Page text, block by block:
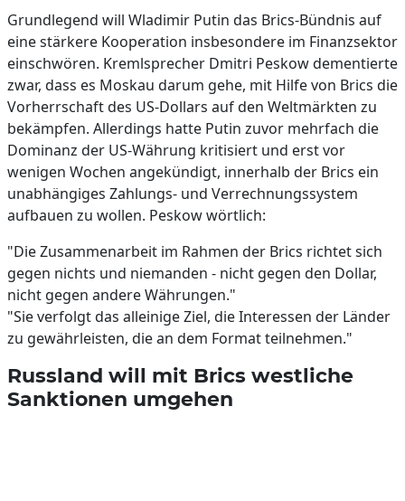
Grundlegend will Wladimir Putin das Brics-Bündnis auf
eine stärkere Kooperation insbesondere im Finanzsektor
einschwören. Kremlsprecher Dmitri Peskow dementierte
zwar, dass es Moskau darum gehe, mit Hilfe von Brics die
Vorherrschaft des US-Dollars auf den Weltmärkten zu
bekämpfen. Allerdings hatte Putin zuvor mehrfach die
Dominanz der US-Währung kritisiert und erst vor
wenigen Wochen angekündigt, innerhalb der Brics ein
unabhängiges Zahlungs- und Verrechnungssystem
aufbauen zu wollen. Peskow wörtlich:
"Die Zusammenarbeit im Rahmen der Brics richtet sich
gegen nichts und niemanden - nicht gegen den Dollar,
nicht gegen andere Währungen."
"Sie verfolgt das alleinige Ziel, die Interessen der Länder
zu gewährleisten, die an dem Format teilnehmen."
Russland will mit Brics westliche
Sanktionen umgehen